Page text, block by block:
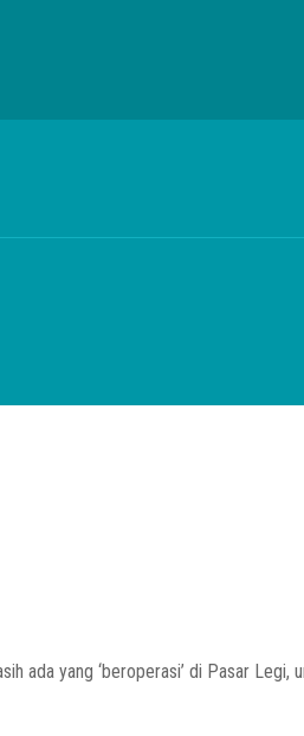
yang ‘beroperasi’ di Pasar Legi,